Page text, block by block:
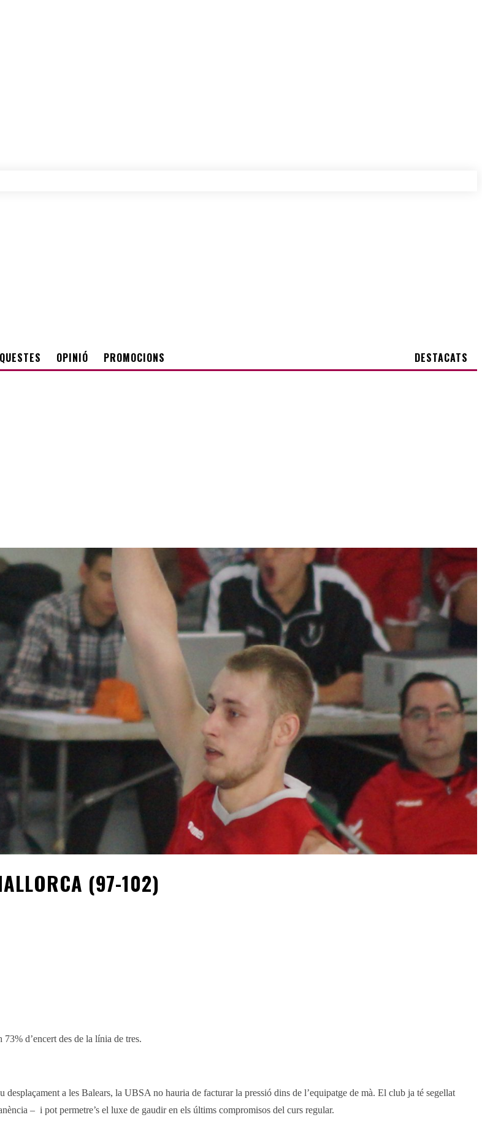
DESTACATS
OPINIÓ PROMOCIONS
(97-102)
d’encert des de la línia de tres.
desplaçament a les Balears, la UBSA no hauria de facturar la pressió dins de l’equipatge de mà. El club ja té segellat
– i pot permetre’s el luxe de gaudir en els últims compromisos del curs regular.